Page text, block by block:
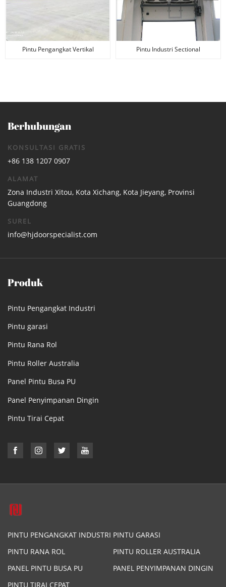
Pintu Pengangkat Vertikal
Pintu Industri Sectional
Berhubungan
KONSULTASI GRATIS
+86 138 1207 0907
ALAMAT
Zona Industri Xitou, Kota Xichang, Kota Jieyang, Provinsi
Guangdong
SUREL
info@hjdoorspecialist.com
Produk
Pintu Pengangkat Industri
Pintu garasi
Pintu Rana Rol
Pintu Roller Australia
Panel Pintu Busa PU
Panel Penyimpanan Dingin
Pintu Tirai Cepat
PINTU PENGANGKAT INDUSTRI PINTU GARASI
PINTU RANA ROL
PINTU ROLLER AUSTRALIA
PANEL PINTU BUSA PU
PANEL PENYIMPANAN DINGIN
PINTU TIRAI CEPAT